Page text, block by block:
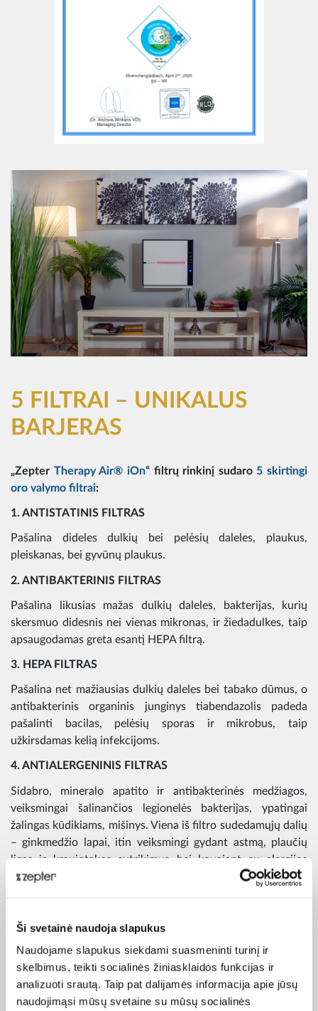
Ši svetainė naudoja slapukus
Naudojame slapukus siekdami suasmeninti turinį ir
skelbimus, teikti socialinės žiniasklaidos funkcijas ir
analizuoti srautą. Taip pat dalijamės informacija apie jūsų
naudojimąsi mūsų svetaine su mūsų socialinės
5 FILTRAI – UNIKALUS
BARJERAS
„Zepter Therapy Air® iOn“ filtrų rinkinį sudaro 5 skirtingi
oro valymo filtrai:
1. ANTISTATINIS FILTRAS
Pašalina dideles dulkių bei pelėsių daleles, plaukus,
pleiskanas, bei gyvūnų plaukus.
2. ANTIBAKTERINIS FILTRAS
Pašalina likusias mažas dulkių daleles, bakterijas, kurių
skersmuo didesnis nei vienas mikronas, ir žiedadulkes, taip
apsaugodamas greta esantį HEPA filtrą.
3. HEPA FILTRAS
Pašalina net mažiausias dulkių daleles bei tabako dūmus, o
antibakterinis organinis junginys tiabendazolis padeda
pašalinti bacilas, pelėsių sporas ir mikrobus, taip
užkirsdamas kelią infekcijoms.
4. ANTIALERGENINIS FILTRAS
Sidabro, mineralo apatito ir antibakterinės medžiagos,
veiksmingai šalinančios legionelės bakterijas, ypatingai
žalingas kūdikiams, mišinys. Viena iš filtro sudedamųjų dalių
– ginkmedžio lapai, itin veiksmingi gydant astmą, plaučių
ligas ir kraujotakos sutrikimus bei kovojant su alergijos
priežastimis gripo virusais ir bakterijomis.
5. AKTYVIOSIOS ANGLIES PLUOŠTO FILTRAS
Dėl savo itin didelio sugeriamumo veiksmingai pašalina
nemalonius maisto kvapus, nuodingas dujas ir kitus blogus
kvapus.
Išgrynintas oras patenka į modulį su įtaisytuoju jonų
generatoriumi, kuriame yra papildomas neigiamais jonais.